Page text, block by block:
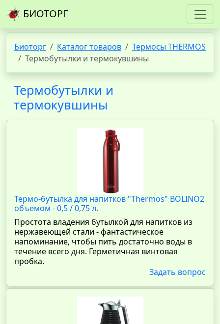
БИОТОРГ
Биоторг Каталог товаров
Термосы THERMOS
Термобутылки и термокувшины
Термобутылки и
термокувшины
Термо-бутылка для напитков "Thermos" BOLINO2
объемом - 0,5 / 0,75 л.
Простота владения бутылкой для напитков из
нержавеющей стали - фантастическое
напоминание, чтобы пить достаточно воды в
течение всего дня. Герметичная винтовая
пробка.
Задать вопрос